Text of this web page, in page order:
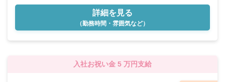
詳細を見る
（勤務時間・雰囲気など）
入社お祝い金 5 万円支給